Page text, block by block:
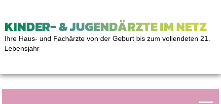
KINDER- & JUGENDÄRZTE IM NETZ
Ihre Haus- und Fachärzte von der Geburt bis zum vollendeten 21.
Lebensjahr